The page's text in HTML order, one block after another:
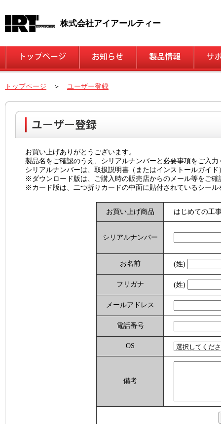
株式会社アイアールティー
トップページ ＞ ユーザー登録
お買い上げありがとうございます。
製品名をご確認のうえ、シリアルナンバーと必要事項をご入力
シリアルナンバーは、取扱説明書（またはインストールガイ
※ダウンロード版は、ご購入時の販売店からのメール等をご確
※カード版は、二つ折りカードの中面に貼付されているシール
お買い上げ商品 はじめての工
シリアルナンバー
お名前 (姓)
フリガナ (姓)
メールアドレス
電話番号
OS
備考